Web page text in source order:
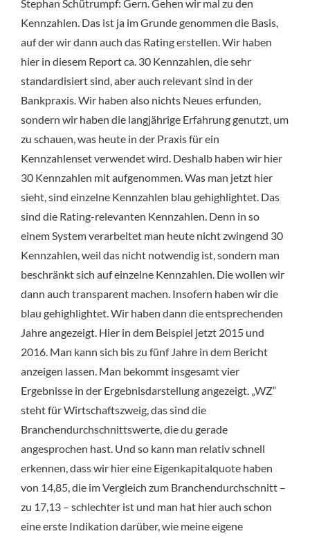
Stephan Schütrumpf: Gern. Gehen wir mal zu den
Kennzahlen. Das ist ja im Grunde genommen die Basis,
auf der wir dann auch das Rating erstellen. Wir haben
hier in diesem Report ca. 30 Kennzahlen, die sehr
standardisiert sind, aber auch relevant sind in der
Bankpraxis. Wir haben also nichts Neues erfunden,
sondern wir haben die langjährige Erfahrung genutzt, um
zu schauen, was heute in der Praxis für ein
Kennzahlenset verwendet wird. Deshalb haben wir hier
30 Kennzahlen mit aufgenommen. Was man jetzt hier
sieht, sind einzelne Kennzahlen blau gehighlightet. Das
sind die Rating-relevanten Kennzahlen. Denn in so
einem System verarbeitet man heute nicht zwingend 30
Kennzahlen, weil das nicht notwendig ist, sondern man
beschränkt sich auf einzelne Kennzahlen. Die wollen wir
dann auch transparent machen. Insofern haben wir die
blau gehighlightet. Wir haben dann die entsprechenden
Jahre angezeigt. Hier in dem Beispiel jetzt 2015 und
2016. Man kann sich bis zu fünf Jahre in dem Bericht
anzeigen lassen. Man bekommt insgesamt vier
Ergebnisse in der Ergebnisdarstellung angezeigt. „WZ“
steht für Wirtschaftszweig, das sind die
Branchendurchschnittswerte, die du gerade
angesprochen hast. Und so kann man relativ schnell
erkennen, dass wir hier eine Eigenkapitalquote haben
von 14,85, die im Vergleich zum Branchendurchschnitt –
zu 17,13 – schlechter ist und man hat hier auch schon
eine erste Indikation darüber, wie meine eigene